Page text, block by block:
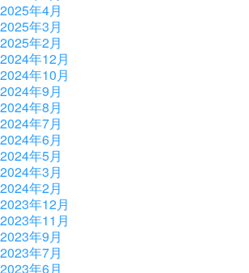
2025年4月
2025年3月
2025年2月
2024年12月
2024年10月
2024年9月
2024年8月
2024年7月
2024年6月
2024年5月
2024年3月
2024年2月
2023年12月
2023年11月
2023年9月
2023年7月
2023年6月